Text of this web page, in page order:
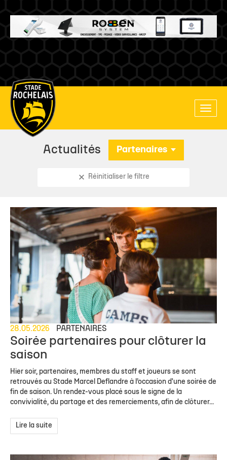
Main
site
navigation
Toggle
Actualités Partenaires
Réinitialiser le filtre
28.05.2026 PARTENAIRES
Soirée partenaires pour clôturer la
saison
Hier soir, partenaires, membres du staff et joueurs se sont
retrouvés au Stade Marcel Deflandre à l’occasion d'une soirée de
fin de saison. Un rendez-vous placé sous le signe de la
convivialité, du partage et des remerciements, afin de clôturer...
Lire la suite